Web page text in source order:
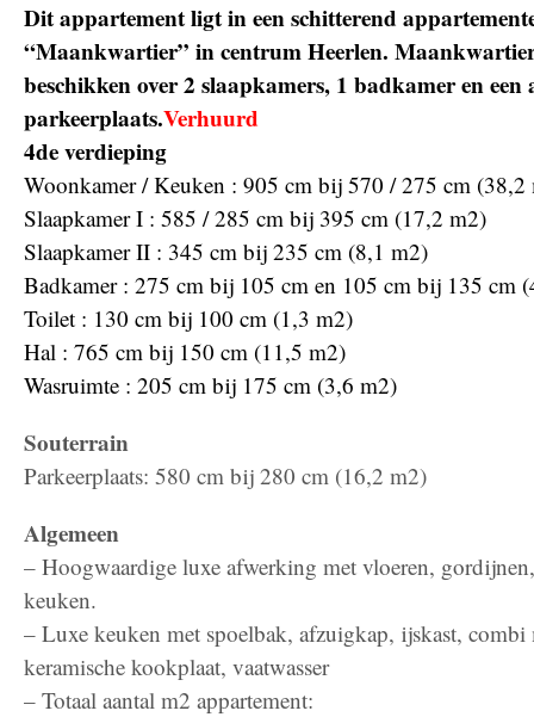
Dit appartement ligt in een schitterend
“Maankwartier” in centrum Heerlen.
beschikken over 2 slaapkamers, 1 badkamer en een
parkeerplaats.Verhuurd
4de verdieping
Woonkamer / Keuken : 905 cm bij 570 / 275 cm (38,2
Slaapkamer I : 585 / 285 cm bij 395 cm (17,2 m2)
Slaapkamer II : 345 cm bij 235 cm (8,1 m2)
Badkamer : 275 cm bij 105 cm en 105 cm bij 135 cm
Toilet : 130 cm bij 100 cm (1,3 m2)
Hal : 765 cm bij 150 cm (11,5 m2)
Wasruimte : 205 cm bij 175 cm (3,6 m2)
Souterrain
Parkeerplaats: 580 cm bij 280 cm (16,2 m2)
Algemeen
– Hoogwaardige luxe afwerking met vloeren,
keuken.
– Luxe keuken met spoelbak, afzuigkap, ijskast, combi
keramische kookplaat, vaatwasser
– Totaal aantal m2 appartement: